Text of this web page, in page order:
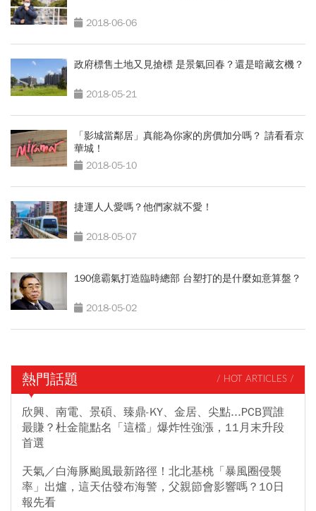
2018-06-06
政府標售土地又見搶標 是景氣回春？還是暗藏玄機？
2018-05-21
「影城當鄰居」真能為你家的房價加分嗎？ 請看看京
華城！
2018-05-10
捷運人人愛嗎？他們家就不愛！
2018-05-07
190億霸氣打造臨時總部 台塑打的是什麼如意算盤？
2018-05-02
熱門話題 / HOT ARTICLES /
欣興、南電、景碩、臻鼎-KY、金居、尖點...PCB買誰
最賺？杜金龍點名「這檔」爆炸性強漲，11月末升段
首選
天氣／白海豚颱風最新路徑！北北基桃「暴風圈侵襲
率」出爐，這天估發布海警，父親節會影響嗎？10日
報先看